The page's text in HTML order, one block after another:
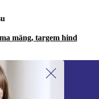
mäng, targem hind
vahele.